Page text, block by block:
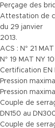
Perçage des
Attestation de
du 29 janvier
2013.
ACS : N° 21
N° 19 MAT NY
Certification EN
Pression
Pression
Couple de
DN150 au
Couple de